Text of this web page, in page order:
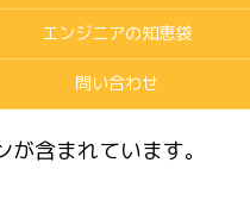
エンジニアの知恵袋
問い合わせ
含まれています。